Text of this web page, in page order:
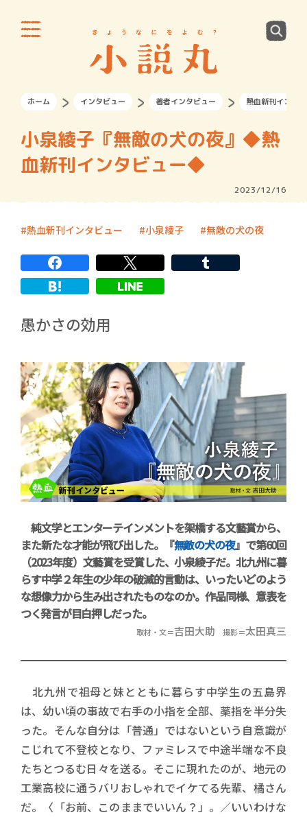
ホーム インタビュー 著者インタビュー 熱血新刊インタ
小泉綾子『無敵の犬の夜』◆熱
血新刊インタビュー◆
2023/12/16
熱血新刊インタビュー 小泉綾子 無敵の犬の夜
愚かさの効用
純文学とエンターテインメントを架橋する文藝賞から、
また新たな才能が飛び出した。『無敵の犬の夜』で第60回
（2023年度）文藝賞を受賞した、小泉綾子だ。北九州に暮
らす中学２年生の少年の破滅的言動は、いったいどのよう
な想像力から生み出されたものなのか。作品同様、意表を
つく発言が目白押しだった。
取材・文＝吉田大助 撮影＝太田真三
北九州で祖母と妹とともに暮らす中学生の五島界
は、幼い頃の事故で右手の小指を全部、薬指を半分失
った。そんな自分は「普通」ではないという自意識が
こじれて不登校となり、ファミレスで中途半端な不良
たちとつるむ日々を送る。そこに現れたのが、地元の
工業高校に通うバリおしゃれでイケてる先輩、橘さん
だ。〈「お前、このままでいいん？」。／いいわけな